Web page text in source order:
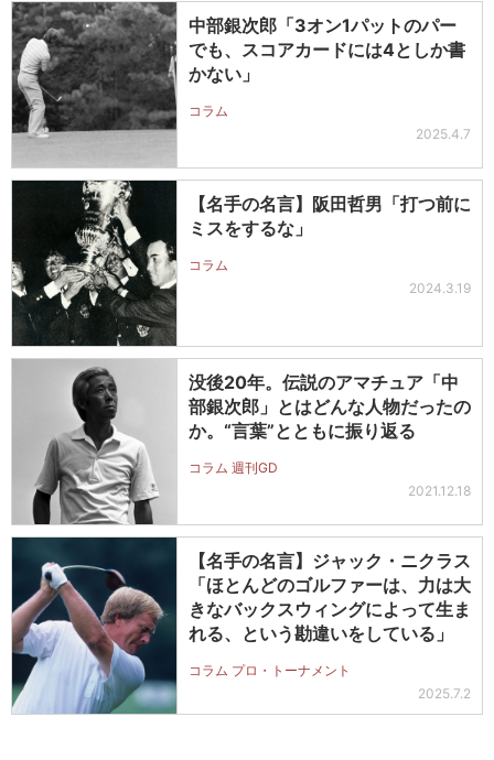
中部銀次郎「3オン1パットのパー
でも、スコアカードには4としか書
かない」
コラム
2025.4.7
【名手の名言】阪田哲男「打つ前に
ミスをするな」
コラム
2024.3.19
没後20年。伝説のアマチュア「中
部銀次郎」とはどんな人物だったの
か。“言葉”とともに振り返る
コラム 週刊GD
2021.12.18
【名手の名言】ジャック・ニクラス
「ほとんどのゴルファーは、力は大
きなバックスウィングによって生ま
れる、という勘違いをしている」
コラム プロ・トーナメント
2025.7.2